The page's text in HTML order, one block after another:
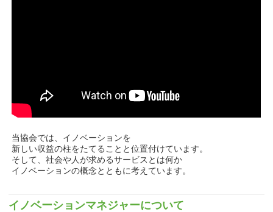
当協会では、イノベーションを
新しい収益の柱をたてることと位置付けています。
そして、社会や人が求めるサービスとは何か
イノベーションの概念とともに考えています。
イノベーションマネジャーについて